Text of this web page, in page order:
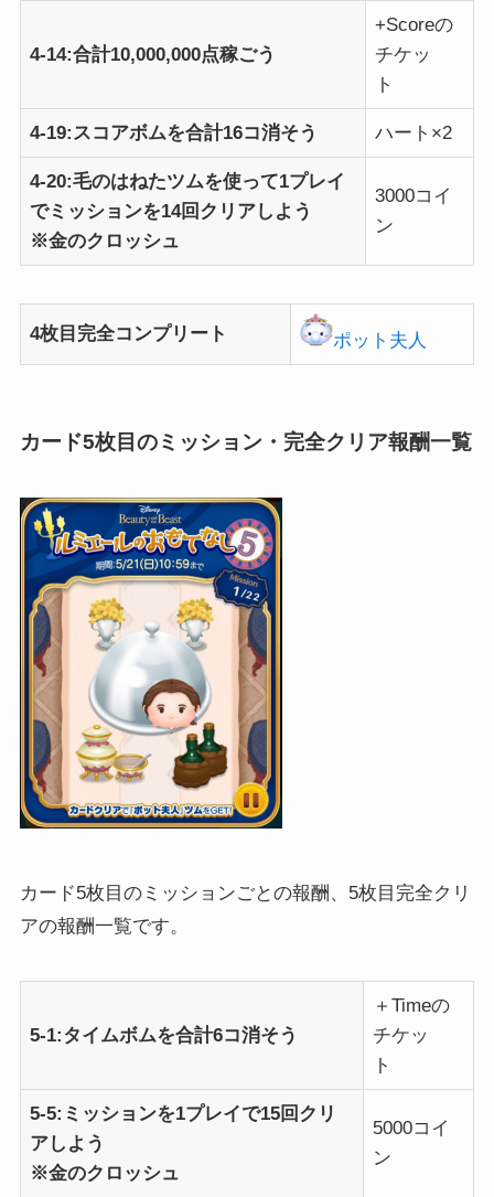
4-14:合計10,000,000点稼ごう
+Scoreの
チケッ
ト
4-19:スコアボムを合計16コ消そう ハート×2
4-20:毛のはねたツムを使って1プレイ
でミッションを14回クリアしよう
※金のクロッシュ
3000コイ
ン
4枚目完全コンプリート ポット夫人
カード5枚目のミッション・完全クリア報酬一覧
カード5枚目のミッションごとの報酬、5枚目完全クリ
アの報酬一覧です。
5-1:タイムボムを合計6コ消そう
＋Timeの
チケッ
ト
5-5:ミッションを1プレイで15回クリ
アしよう
※金のクロッシュ
5000コイ
ン